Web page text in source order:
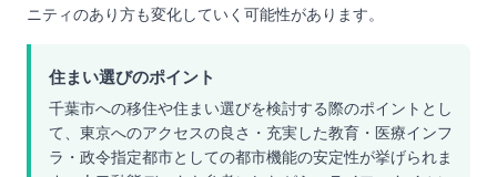
ニティのあり方も変化していく可能性があります。
住まい選びのポイント
千葉市への移住や住まい選びを検討する際のポイントとし
て、東京へのアクセスの良さ・充実した教育・医療インフ
ラ・政令指定都市としての都市機能の安定性が挙げられま